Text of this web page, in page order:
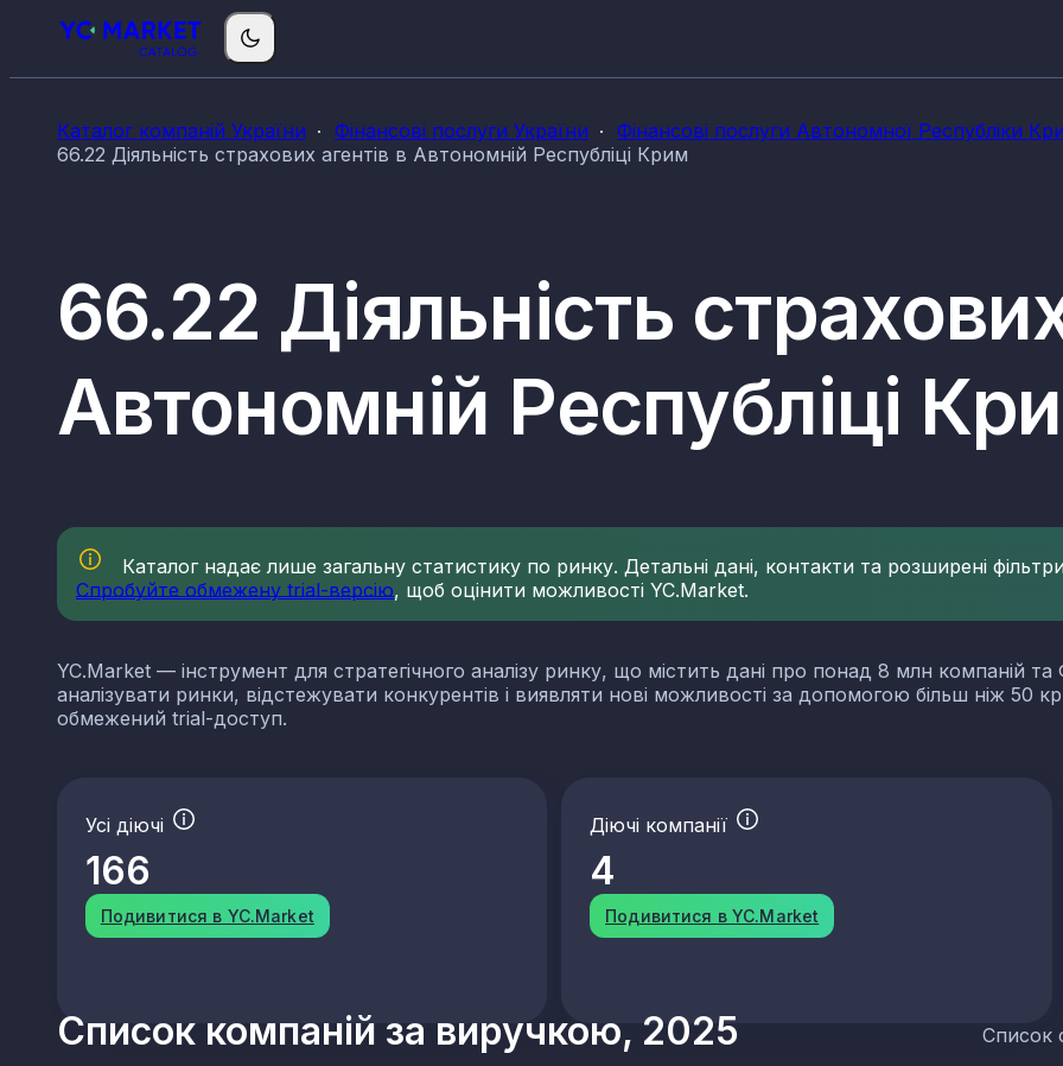
Каталог компаній України Фінансові послуги України
Фінансові послуги Автономної Республіки
66.22 Діяльність страхових агентів в Автономній Республіці Крим
66.22 Діяльність
Автономній Республіці
Каталог надає лише загальну статистику по ринку. Детальні дані, контакти та розширені фільтри
Спробуйте обмежену trial-версію, щоб оцінити можливості YC.Market.
YC.Market — інструмент для стратегічного аналізу ринку, що містить дані про понад 8 млн компаній
аналізувати ринки, відстежувати конкурентів і виявляти нові можливості за допомогою більш ніж 50
обмежений trial-доступ.
Усі діючі
166
Подивитися в YC.Market
Діючі компанії
4
Подивитися в YC.Market
Список компаній за виручкою, 2025 Список